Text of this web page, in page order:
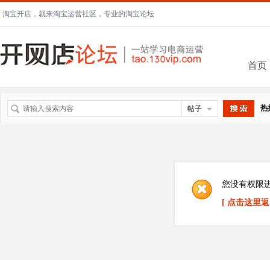
淘宝开店，就来淘宝运营社区，专业的淘宝论坛
首页
帖子 热
您没有权限
[ 点击这里